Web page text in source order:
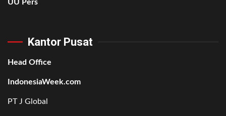
UU Pers
Kantor Pusat
Head Office
IndonesiaWeek.com
PT J Global